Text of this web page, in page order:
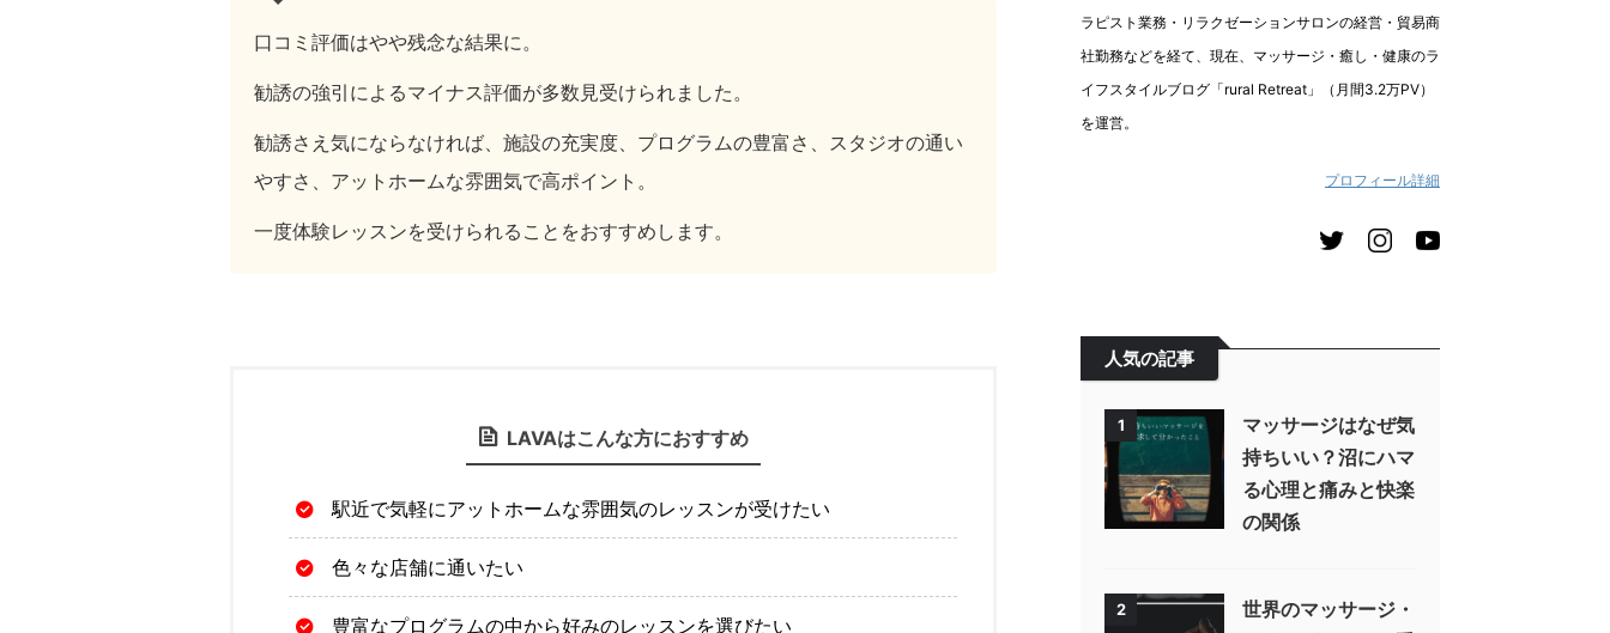
口コミ評価はやや残念な結果に。
勧誘の強引によるマイナス評価が多数見受けられました。
勧誘さえ気にならなければ、施設の充実度、プログラムの豊富さ、スタジオの通い
やすさ、アットホームな雰囲気で高ポイント。
一度体験レッスンを受けられることをおすすめします。
LAVAはこんな方におすすめ
駅近で気軽にアットホームな雰囲気のレッスンが受けたい
色々な店舗に通いたい
豊富なプログラムの中から好みのレッスンを選びたい
ラピスト業務・リラクゼーションサロンの経営・貿易商
社勤務などを経て、現在、マッサージ・癒し・健康のラ
イフスタイルブログ「rural Retreat」（月間3.2万PV）
を運営。
プロフィール詳細
人気の記事
1
マッサージはなぜ気
持ちいい？沼にハマ
る心理と痛みと快楽
の関係
2
世界のマッサージ・